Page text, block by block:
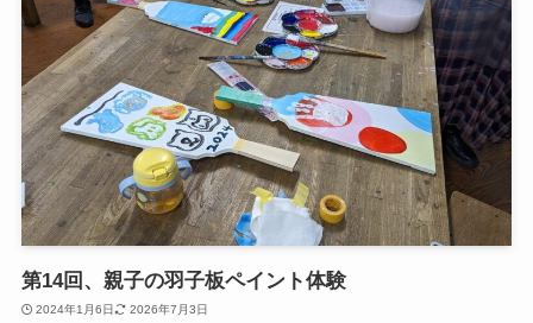
第14回、親子の羽子板ペイント体験
2024年1月6日 2026年7月3日